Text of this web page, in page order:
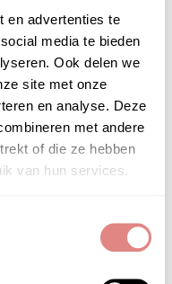
en advertenties te
media te bieden
Ook delen we
site met onze
en analyse. Deze
met andere
of die ze hebben
van hun services.